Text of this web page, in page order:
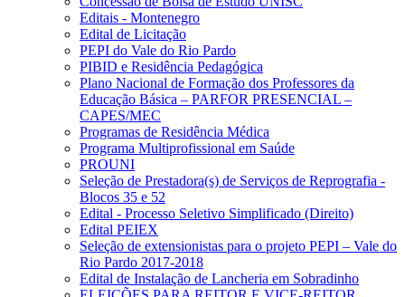
Editais - Montenegro
Edital de Licitação
PEPI do Vale do Rio Pardo
PIBID e Residência Pedagógica
Plano Nacional de Formação dos Professores da
Educação Básica – PARFOR PRESENCIAL –
CAPES/MEC
Programas de Residência Médica
Programa Multiprofissional em Saúde
PROUNI
Seleção de Prestadora(s) de Serviços de Reprografia -
Blocos 35 e 52
Edital - Processo Seletivo Simplificado (Direito)
Edital PEIEX
Seleção de extensionistas para o projeto PEPI – Vale do
Rio Pardo 2017-2018
Edital de Instalação de Lancheria em Sobradinho